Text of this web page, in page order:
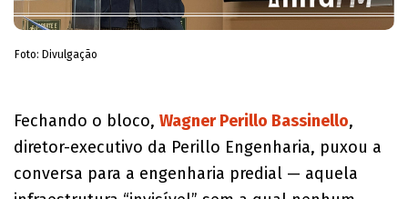
Foto: Divulgação
Fechando o bloco, Wagner Perillo Bassinello,
diretor-executivo da Perillo Engenharia, puxou a
conversa para a engenharia predial — aquela